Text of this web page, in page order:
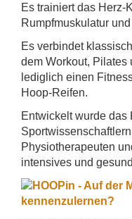
Es trainiert das Herz-
Rumpfmuskulatur
Es verbindet
dem Workout, Pilates
lediglich einen
Hoop-Reifen.
Entwickelt wurde das
Physiotherapeuten
intensives und
kennenzulernen?